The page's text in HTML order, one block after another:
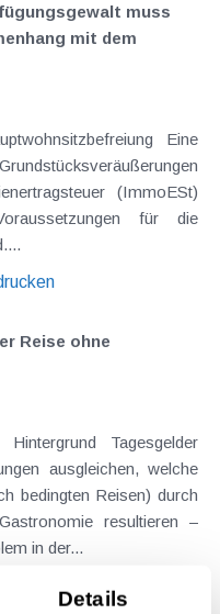
Details
muss
mit dem
Eine
(ImmoESt)
für die
Reise ohne
Tagesgelder
ausgleichen, welche
bedingten Reisen) durch
resultieren –
in der...